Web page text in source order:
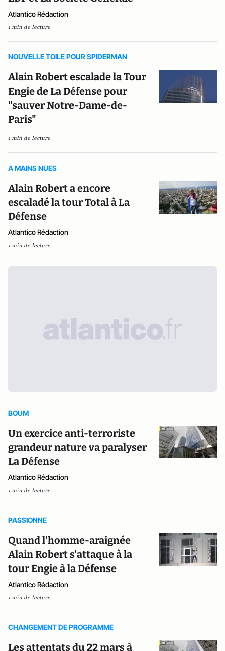
Atlantico Rédaction
1 min de lecture
NOUVELLE TOILE POUR SPIDERMAN
Alain Robert escalade la Tour
Engie de La Défense pour
"sauver Notre-Dame-de-
Paris"
1 min de lecture
A MAINS NUES
Alain Robert a encore
escaladé la tour Total à La
Défense
Atlantico Rédaction
1 min de lecture
BOUM
Un exercice anti-terroriste
grandeur nature va paralyser
La Défense
Atlantico Rédaction
1 min de lecture
PASSIONNE
Quand l'homme-araignée
Alain Robert s'attaque à la
tour Engie à la Défense
Atlantico Rédaction
1 min de lecture
CHANGEMENT DE PROGRAMME
Les attentats du 22 mars à